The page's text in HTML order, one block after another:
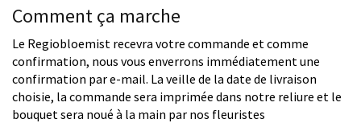
Comment ça marche
Le Regiobloemist recevra votre commande et comme
confirmation, nous vous enverrons immédiatement une
confirmation par e-mail. La veille de la date de livraison
choisie, la commande sera imprimée dans notre reliure et le
bouquet sera noué à la main par nos fleuristes